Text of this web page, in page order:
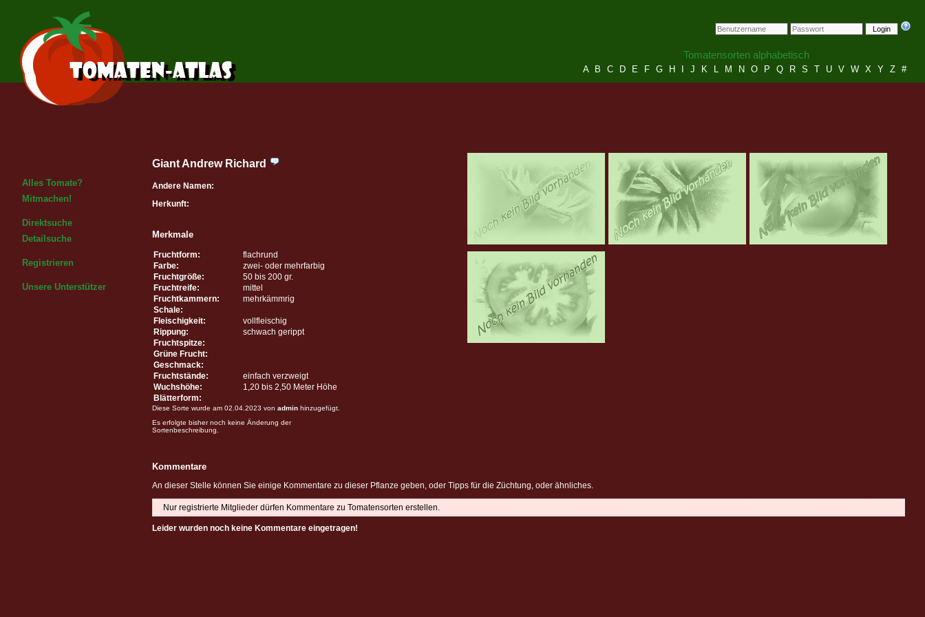
Login
Tomatensorten alphabetisch
A B C D E F G H J K L M N O P Q R S T U V W X Y Z #
Alles Tomate?
Mitmachen!
Direktsuche
Detailsuche
Registrieren
Unsere Unterstützer
Giant Andrew Richard
Andere Namen:
Herkunft:
Merkmale
Fruchtform:
flachrund
Farbe:
zwei- oder mehrfarbig
Fruchtgröße:
50 bis 200 gr.
Fruchtreife:
mittel
Fruchtkammern:
mehrkämmrig
Schale:
Fleischigkeit:
vollfleischig
Rippung:
schwach gerippt
Fruchtspitze:
Grüne Frucht:
Geschmack:
Fruchtstände:
einfach verzweigt
Wuchshöhe:
1,20 bis 2,50 Meter Höhe
Blätterform:
Diese Sorte wurde am 02.04.2023 von admin hinzugefügt.
Es erfolgte bisher noch keine Änderung der
Sortenbeschreibung.
Kommentare
An dieser Stelle können Sie einige Kommentare zu dieser Pflanze geben, oder Tipps für die Züchtung, oder ähnliches.
Nur registrierte Mitglieder dürfen Kommentare zu Tomatensorten erstellen.
Leider wurden noch keine Kommentare eingetragen!